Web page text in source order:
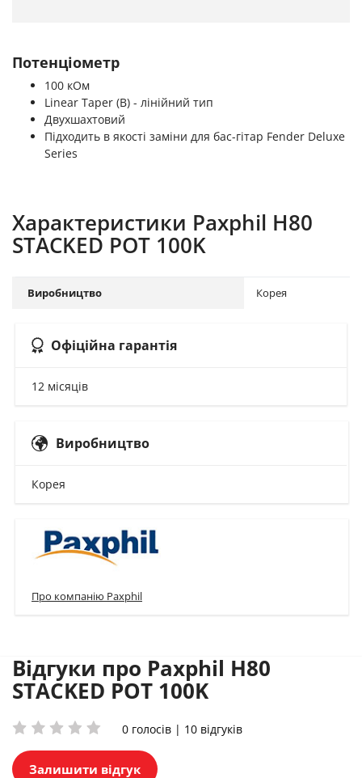
Потенціометр
100 кОм
Linear Taper (B) - лінійний тип
Двухшахтовий
Підходить в якості заміни для бас-гітар Fender Deluxe
Series
Характеристики Paxphil H80
STACKED POT 100K
Виробництво Корея
Офіційна гарантія
12 місяців
Виробництво
Корея
Про компанію Paxphil
Відгуки про Paxphil H80
STACKED POT 100K
0 голосів | 10 відгуків
Залишити відгук